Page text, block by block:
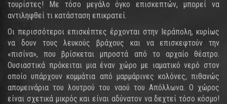
τουρίστες! Με τόσο μεγάλο όγκο επισκεπτών, μπορεί να
αντιληφθεί τι κατάσταση επικρατεί.
Οι περισσότεροι επισκέπτες έρχονται στην Ιεράπολη, κυρίως
να δουν τους λευκούς βράχους και να επισκεφτούν την
«πισίνα», που βρίσκεται μπροστά από το αρχαίο θέατρο.
Ουσιαστικά πρόκειται μια έναν χώρο με ιαματικό νερό στον
οποίο υπάρχουν κομμάτια από μαρμάρινες κολόνες, πιθανώς
απομεινάρια του λουτρού του ναού του Απόλλωνα. Ο χώρος
είναι σχετικά μικρός και είναι αδύνατον να δεχτεί τόσο κόσμο!